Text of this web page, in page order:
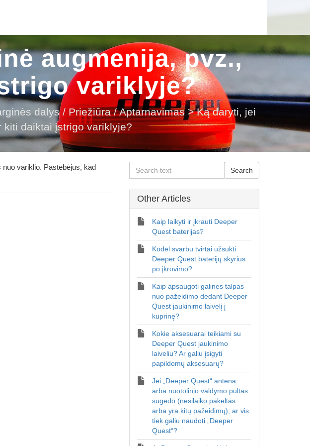
augmenija, pvz.,
variklyje?
dalys / Priežiūra / Aptarnavimas > Ką daryti, jei
kiti daiktai įstrigo variklyje?
variklio. Pastebėjus, kad
Other Articles
Kaip laikyti ir įkrauti Deeper
Quest baterijas?
Kodėl svarbu tvirtai užsukti
Deeper Quest baterijų skyrius
po įkrovimo?
Kaip apsaugoti galines talpas
nuo pažeidimo dedant Deeper
Quest jaukinimo laivelį į
kuprinę?
Kokie aksesuarai teikiami su
Deeper Quest jaukinimo
laiveliu? Ar galiu įsigyti
papildomų aksesuarų?
Jei „Deeper Quest“ antena
arba nuotolinio valdymo pultas
sugedo (nesilaiko pakeltas
arba yra kitų pažeidimų), ar vis
tiek galiu naudoti „Deeper
Quest“?